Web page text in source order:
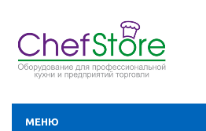
МЕНЮ